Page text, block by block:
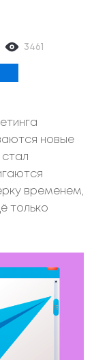
3461
новые
стал
временем,
только